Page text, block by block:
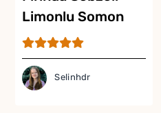
Limonlu Somon
Tarifi
Selinhdr